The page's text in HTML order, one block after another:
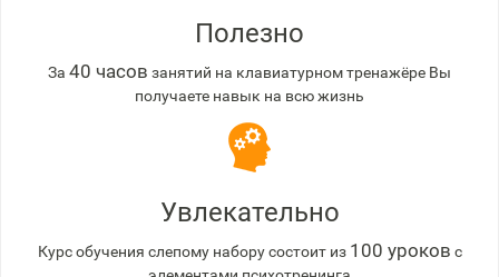
Полезно
За 40 часов занятий на клавиатурном тренажёре Вы
получаете навык на всю жизнь
Увлекательно
Курс обучения слепому набору состоит из 100 уроков с